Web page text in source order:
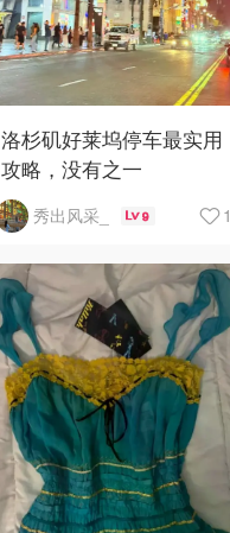
洛杉矶好莱坞停车最实用
攻略，没有之一
秀出风采_ 9 1